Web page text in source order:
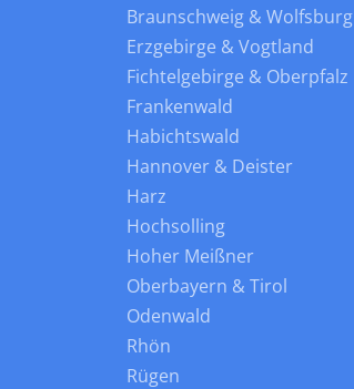
Braunschweig & Wolfsburg
Erzgebirge & Vogtland
Fichtelgebirge & Oberpfalz
Frankenwald
Habichtswald
Hannover & Deister
Harz
Hochsolling
Hoher Meißner
Oberbayern & Tirol
Odenwald
Rhön
Rügen